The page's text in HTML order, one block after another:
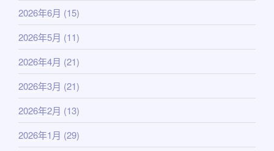
2026年6月 (15)
2026年5月 (11)
2026年4月 (21)
2026年3月 (21)
2026年2月 (13)
2026年1月 (29)